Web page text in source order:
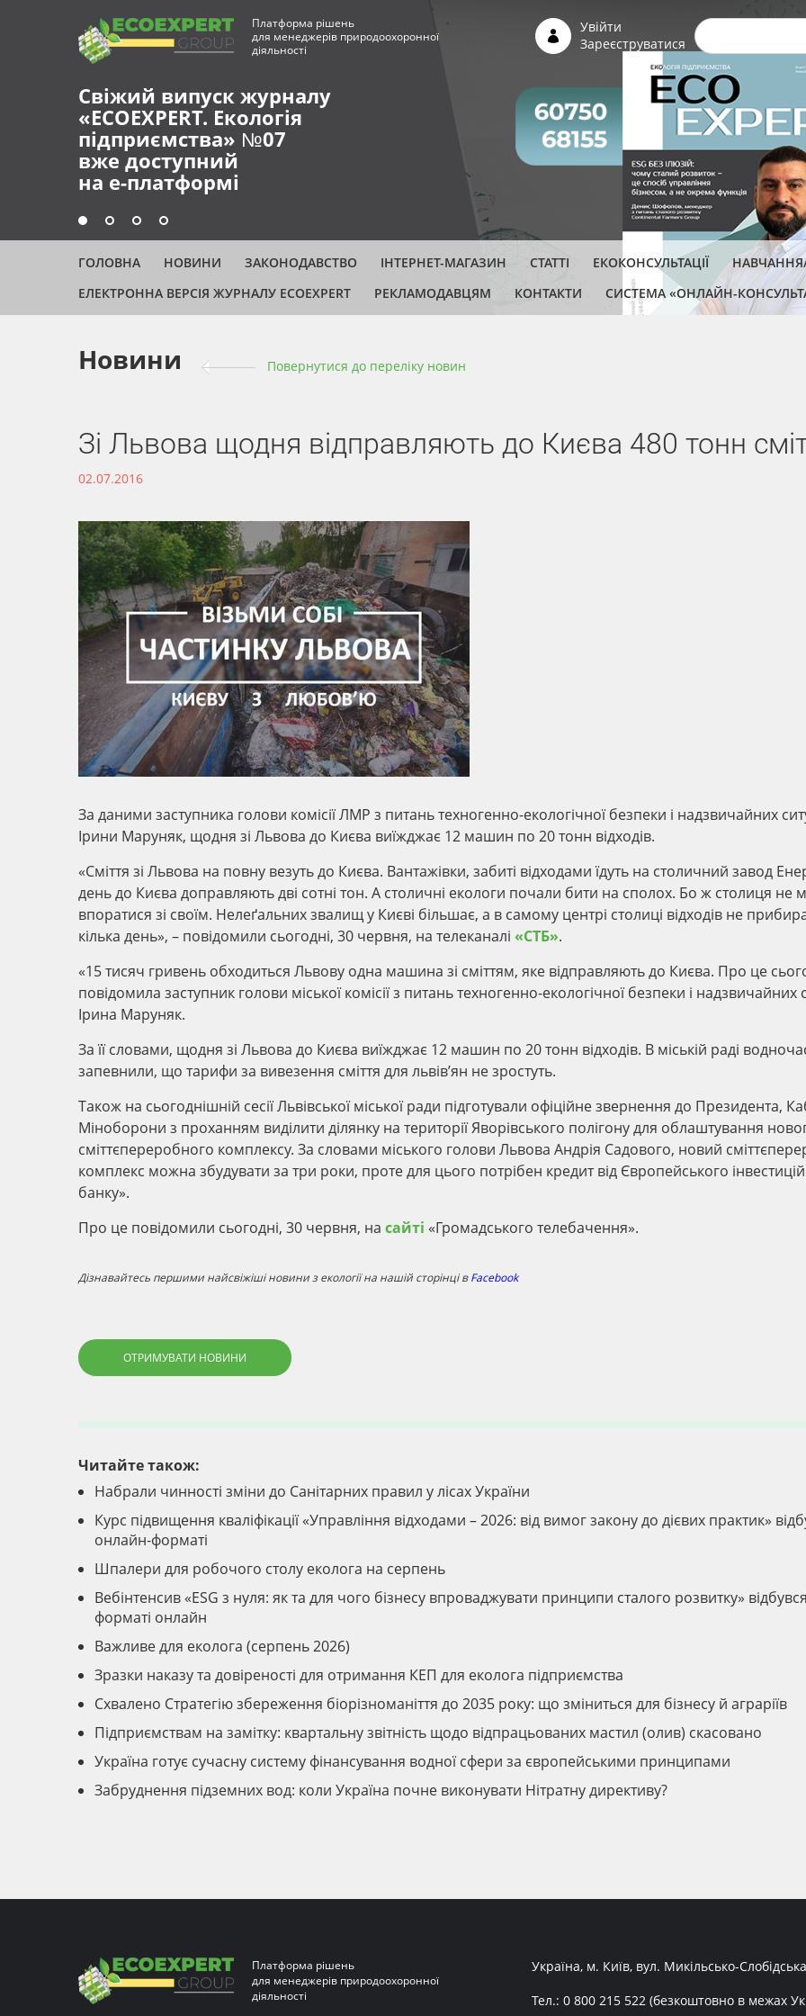
Свіжий випуск журналу
«ECOEXPERT. Екологія
підприємства» №07
вже доступний
на е-платформі
Платформа рішень
для менеджерів природоохоронної
діяльності
Увійти
Зареєструватися
ГОЛОВНА НОВИНИ ЗАКОНОДАВСТВО ІНТЕРНЕТ-МАГАЗИН СТАТТІ ЕКОКОНСУЛЬТАЦІЇ
НАВЧАННЯ/
ЕЛЕКТРОННА ВЕРСІЯ ЖУРНАЛУ ECOEXPERT
РЕКЛАМОДАВЦЯМ КОНТАКТИ СИСТЕМА «ОНЛАЙН-
Новини Повернутися до переліку новин
Зі Львова щодня відправляють до Києва 480 тонн
02.07.2016
За даними заступника голови комісії ЛМР з питань техногенно-екологічної безпеки і надзвичайних
Ірини Маруняк, щодня зі Львова до Києва виїжджає 12 машин по 20 тонн відходів.
«Сміття зі Львова на повну везуть до Києва. Вантажівки, забиті відходами їдуть на столичний завод
день до Києва доправляють дві сотні тон. А столичні екологи почали бити на сполох. Бо ж столиця не
впоратися зі своїм. Нелеґальних звалищ у Києві більшає, а в самому центрі столиці відходів не
кілька день», – повідомили сьогодні, 30 червня, на телеканалі «СТБ».
«15 тисяч гривень обходиться Львову одна машина зі сміттям, яке відправляють до Києва. Про це
повідомила заступник голови міської комісії з питань техногенно-екологічної безпеки і надзвичайних
Ірина Маруняк.
За її словами, щодня зі Львова до Києва виїжджає 12 машин по 20 тонн відходів. В міській раді
запевнили, що тарифи за вивезення сміття для львів’ян не зростуть.
Також на сьогоднішній сесії Львівської міської ради підготували офіційне звернення до Президента,
Міноборони з проханням виділити ділянку на території Яворівського полігону для облаштування
сміттєпереробного комплексу. За словами міського голови Львова Андрія Садового, новий
комплекс можна збудувати за три роки, проте для цього потрібен кредит від Європейського
банку».
Про це повідомили сьогодні, 30 червня, на сайті «Громадського телебачення».
Дізнавайтесь першими найсвіжіші новини з екології на нашій сторінці вFacebook
ОТРИМУВАТИ НОВИНИ
Читайте також:
Набрали чинності зміни до Санітарних правил у лісах України
Курс підвищення кваліфікації «Управління відходами – 2026: від вимог закону до дієвих практик»
онлайн-форматі
Шпалери для робочого столу еколога на серпень
Вебінтенсив «ESG з нуля: як та для чого бізнесу впроваджувати принципи сталого розвитку»
форматі онлайн
Важливе для еколога (серпень 2026)
Зразки наказу та довіреності для отримання КЕП для еколога підприємства
Схвалено Стратегію збереження біорізноманіття до 2035 року: що зміниться для бізнесу й аграріїв
Підприємствам на замітку: квартальну звітність щодо відпрацьованих мастил (олив) скасовано
Україна готує сучасну систему фінансування водної сфери за європейськими принципами
Забруднення підземних вод: коли Україна почне виконувати Нітратну директиву?
Платформа рішень
для менеджерів природоохоронної
діяльності
Україна, м. Київ, вул. Микільсько-
Тел.: 0 800 215 522 (безкоштовно в межах